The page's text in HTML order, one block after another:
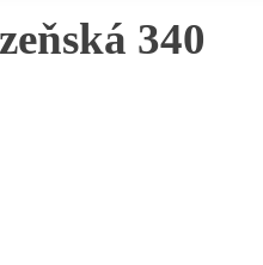
340